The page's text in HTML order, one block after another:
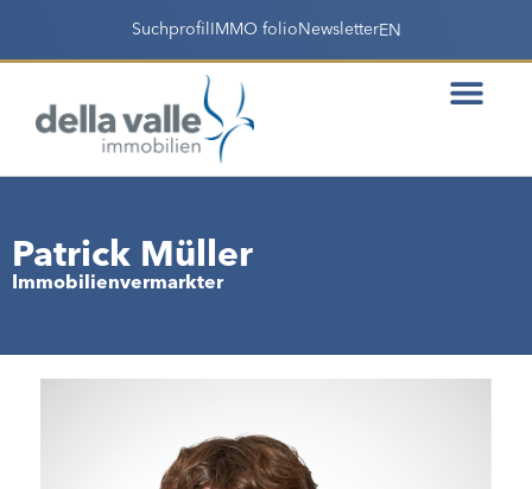
Suchprofil IMMO folio NewsletterEN
Patrick Müller
Immobilienvermarkter